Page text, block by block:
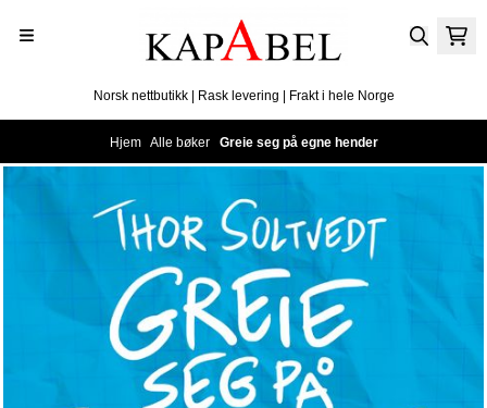
Norsk nettbutikk | Rask levering | Frakt i hele Norge
Hjem Alle bøker Greie seg på egne hender